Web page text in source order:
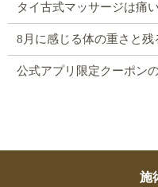
タイ古式マッサージは痛
8月に感じる体の重さと残
公式アプリ限定クーポン
施